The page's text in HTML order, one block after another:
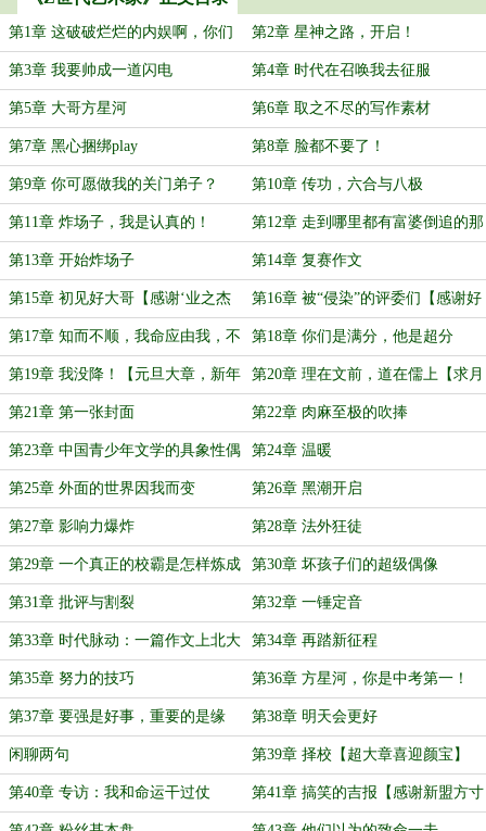
第1章 这破破烂烂的内娱啊，你们
可太需要我了
第2章 星神之路，开启！
第3章 我要帅成一道闪电 第4章 时代在召唤我去征服
第5章 大哥方星河 第6章 取之不尽的写作素材
第7章 黑心捆绑play 第8章 脸都不要了！
第9章 你可愿做我的关门弟子？ 第10章 传功，六合与八极
第11章 炸场子，我是认真的！ 第12章 走到哪里都有富婆倒追的那
些年
第13章 开始炸场子 第14章 复赛作文
第15章 初见好大哥【感谢‘业之杰
体育’大哥盟主】
第16章 被“侵染”的评委们【感谢好
朋友小阿瓜新盟】
第17章 知而不顺，我命应由我，不
应由天【感谢新盟TEMPEST】
第18章 你们是满分，他是超分
第19章 我没降！【元旦大章，新年
快乐！】
第20章 理在文前，道在儒上【求月
票】
第21章 第一张封面 第22章 肉麻至极的吹捧
第23章 中国青少年文学的具象性偶
像
第24章 温暖
第25章 外面的世界因我而变 第26章 黑潮开启
第27章 影响力爆炸 第28章 法外狂徒
第29章 一个真正的校霸是怎样炼成
的
第30章 坏孩子们的超级偶像
第31章 批评与割裂 第32章 一锤定音
第33章 时代脉动：一篇作文上北大 第34章 再踏新征程
第35章 努力的技巧 第36章 方星河，你是中考第一！
第37章 要强是好事，重要的是缘 第38章 明天会更好
闲聊两句 第39章 择校【超大章喜迎颜宝】
第40章 专访：我和命运干过仗 第41章 搞笑的吉报【感谢新盟方寸